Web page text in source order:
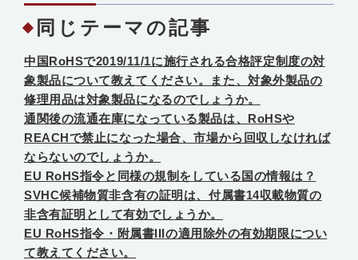
同じテーマの記事
中国RoHSで2019/11/1に施行される合格評定制度の対
象製品について教えてください。また、対象外製品の
修理用品は対象製品になるのでしょうか。
通関後の流通在庫になっている製品は、RoHSや
REACHで禁止になった場合、市場から回収しなければ
ならないのでしょうか。
EU RoHS指令と同様の規制をしている国の情報は？
SVHC候補物質非含有の証明は、付属書14収載物質の
非含有証明として有効でしょうか。
EU RoHS指令・附属書IIIの適用除外の有効期限につい
て教えてください。